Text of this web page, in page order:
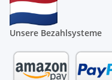
Unsere Bezahlsysteme